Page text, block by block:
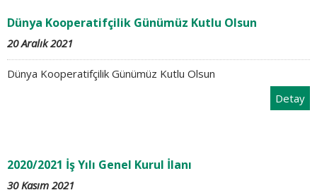
Dünya Kooperatifçilik Günümüz Kutlu Olsun
20 Aralık 2021
Dünya Kooperatifçilik Günümüz Kutlu Olsun
Detay
2020/2021 İş Yılı Genel Kurul İlanı
30 Kasım 2021